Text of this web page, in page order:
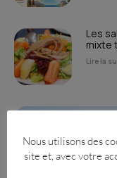
Les
mixte
Lire la
Nous utilisons des
site et, avec votre